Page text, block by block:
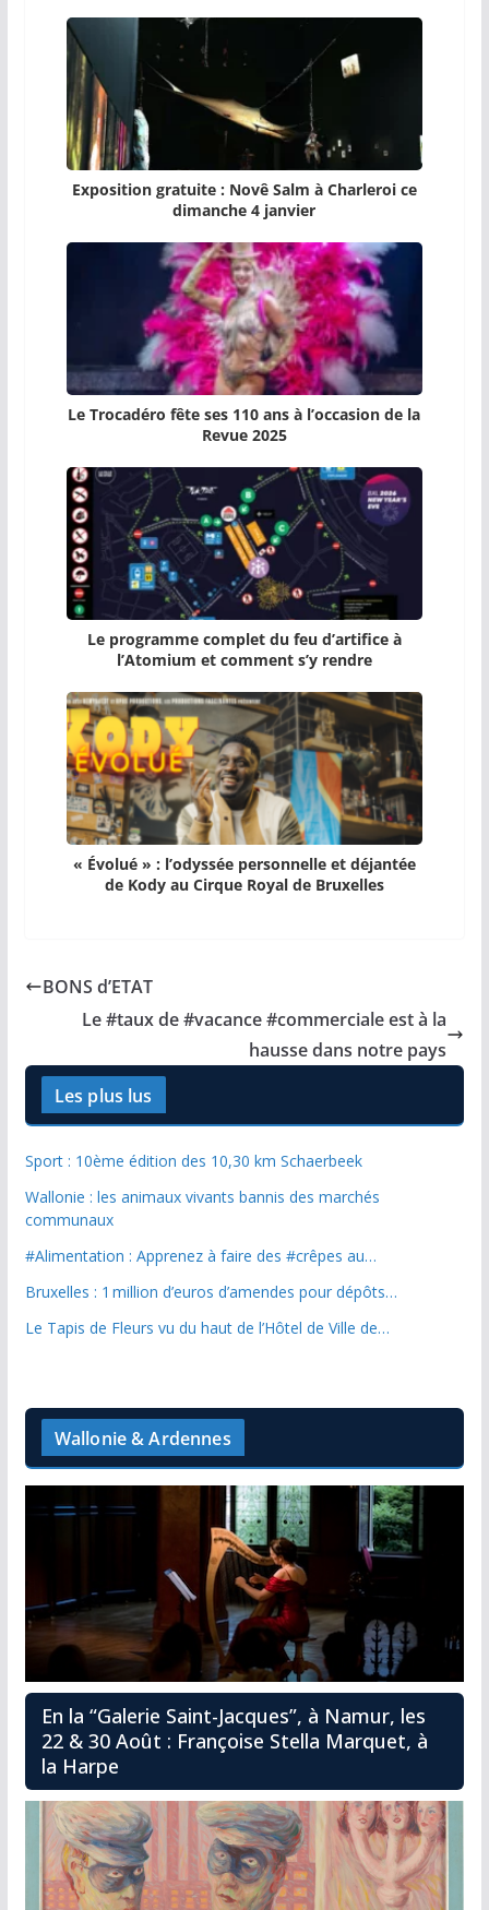
Exposition gratuite : Novê Salm à Charleroi ce
dimanche 4 janvier
Le Trocadéro fête ses 110 ans à l’occasion de la
Revue 2025
Le programme complet du feu d’artifice à
l’Atomium et comment s’y rendre
« Évolué » : l’odyssée personnelle et déjantée
de Kody au Cirque Royal de Bruxelles
BONS d’ETAT
Le #taux de #vacance #commerciale est à la
hausse dans notre pays
Les plus lus
Sport : 10ème édition des 10,30 km Schaerbeek
Wallonie : les animaux vivants bannis des marchés
communaux
#Alimentation : Apprenez à faire des #crêpes au…
Bruxelles : 1 million d’euros d’amendes pour dépôts…
Le Tapis de Fleurs vu du haut de l’Hôtel de Ville de…
Wallonie & Ardennes
En la “Galerie Saint-Jacques”, à Namur, les
22 & 30 Août : Françoise Stella Marquet, à
la Harpe